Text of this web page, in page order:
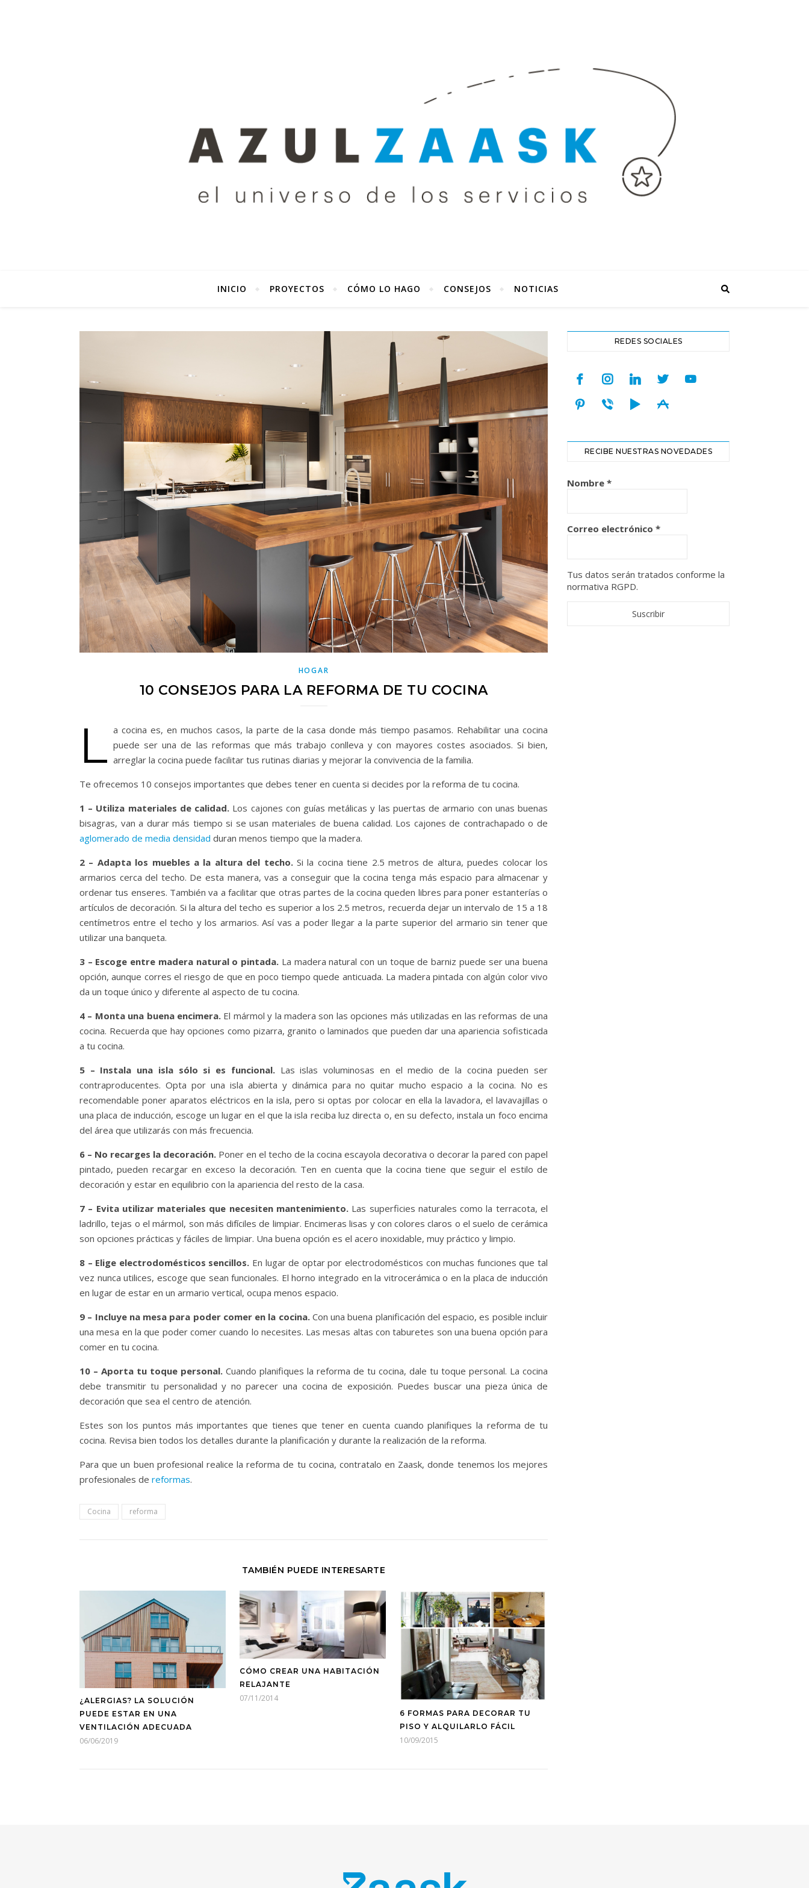
INICIO PROYECTOS CÓMO LO HAGO CONSEJOS NOTICIAS
HOGAR
10 CONSEJOS PARA LA REFORMA DE TU COCINA
L a cocina es, en muchos casos, la parte de la casa donde más tiempo pasamos. Rehabilitar una cocina
puede ser una de las reformas que más trabajo conlleva y con mayores costes asociados. Si bien,
arreglar la cocina puede facilitar tus rutinas diarias y mejorar la convivencia de la familia.
Te ofrecemos 10 consejos importantes que debes tener en cuenta si decides por la reforma de tu cocina.
1 – Utiliza materiales de calidad. Los cajones con guías metálicas y las puertas de armario con unas buenas
bisagras, van a durar más tiempo si se usan materiales de buena calidad. Los cajones de contrachapado o de
aglomerado de media densidad duran menos tiempo que la madera.
2 – Adapta los muebles a la altura del techo.Si la cocina tiene 2.5 metros de altura, puedes colocar los
armarios cerca del techo. De esta manera, vas a conseguir que la cocina tenga más espacio para almacenar y
ordenar tus enseres. También va a facilitar que otras partes de la cocina queden libres para poner estanterías o
artículos de decoración. Si la altura del techo es superior a los 2.5 metros, recuerda dejar un intervalo de 15 a 18
centímetros entre el techo y los armarios. Así vas a poder llegar a la parte superior del armario sin tener que
utilizar una banqueta.
3 – Escoge entre madera natural o pintada. La madera natural con un toque de barniz puede ser una buena
opción, aunque corres el riesgo de que en poco tiempo quede anticuada. La madera pintada con algún color vivo
da un toque único y diferente al aspecto de tu cocina.
4 – Monta una buena encimera. El mármol y la madera son las opciones más utilizadas en las reformas de una
cocina. Recuerda que hay opciones como pizarra, granito o laminados que pueden dar una apariencia sofisticada
a tu cocina.
5 – Instala una isla sólo si es funcional. Las islas voluminosas en el medio de la cocina pueden ser
contraproducentes. Opta por una isla abierta y dinámica para no quitar mucho espacio a la cocina. No es
recomendable poner aparatos eléctricos en la isla, pero si optas por colocar en ella la lavadora, el lavavajillas o
una placa de inducción, escoge un lugar en el que la isla reciba luz directa o, en su defecto, instala un foco encima
del área que utilizarás con más frecuencia.
6 – No recarges la decoración. Poner en el techo de la cocina escayola decorativa o decorar la pared con papel
pintado, pueden recargar en exceso la decoración. Ten en cuenta que la cocina tiene que seguir el estilo de
decoración y estar en equilibrio con la apariencia del resto de la casa.
7 – Evita utilizar materiales que necesiten mantenimiento. Las superficies naturales como la terracota, el
ladrillo, tejas o el mármol, son más difíciles de limpiar. Encimeras lisas y con colores claros o el suelo de cerámica
son opciones prácticas y fáciles de limpiar. Una buena opción es el acero inoxidable, muy práctico y limpio.
8 – Elige electrodomésticos sencillos. En lugar de optar por electrodomésticos con muchas funciones que tal
vez nunca utilices, escoge que sean funcionales. El horno integrado en la vitrocerámica o en la placa de inducción
en lugar de estar en un armario vertical, ocupa menos espacio.
9 – Incluye na mesa para poder comer en la cocina. Con una buena planificación del espacio, es posible incluir
una mesa en la que poder comer cuando lo necesites. Las mesas altas con taburetes son una buena opción para
comer en tu cocina.
10 – Aporta tu toque personal. Cuando planifiques la reforma de tu cocina, dale tu toque personal. La cocina
debe transmitir tu personalidad y no parecer una cocina de exposición. Puedes buscar una pieza única de
decoración que sea el centro de atención.
Estes son los puntos más importantes que tienes que tener en cuenta cuando planifiques la reforma de tu
cocina. Revisa bien todos los detalles durante la planificación y durante la realización de la reforma.
Para que un buen profesional realice la reforma de tu cocina, contratalo en Zaask, donde tenemos los mejores
profesionales de reformas.
Cocina reforma
TAMBIÉN PUEDE INTERESARTE
¿ALERGIAS? LA SOLUCIÓN
PUEDE ESTAR EN UNA
VENTILACIÓN ADECUADA
06/06/2019
CÓMO CREAR UNA HABITACIÓN
RELAJANTE
07/11/2014
6 FORMAS PARA DECORAR TU
PISO Y ALQUILARLO FÁCIL
10/09/2015
REDES SOCIALES
facebookinstagramlinkedintwitteryoutube
pinterest
viber play appstore
RECIBE NUESTRAS NOVEDADES
Nombre *
Correo electrónico *
Tus datos serán tratados conforme la
normativa RGPD.